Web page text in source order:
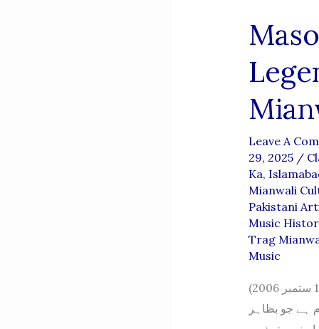
Leave A
29, 2025 /
Ka,
Mianwali
Pakistani
Music
Trag
Music
مسعود ملک — ترگ (میانوالی) کی ایک لازوال آواز (پیدائش: 1 ستمبر 1953 — وفات: 18 ستمبر 2006)
ہے جو بظاہر